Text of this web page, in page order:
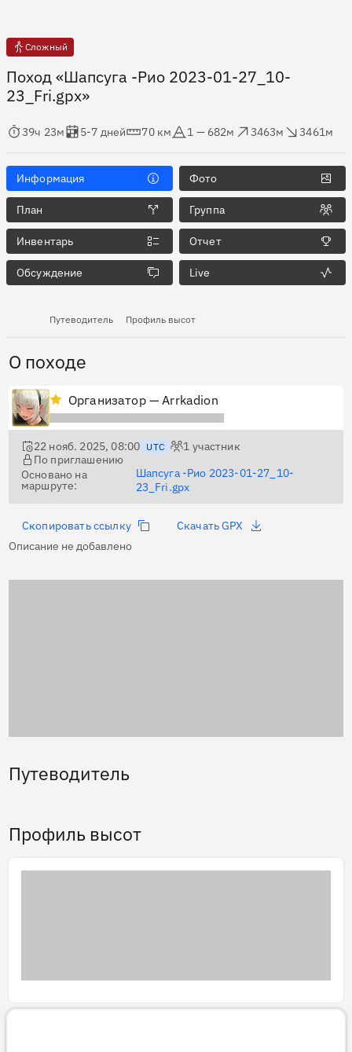
Сложный
Поход «Шапсуга -Рио 2023-01-27_10-
23_Fri.gpx»
в пути
39ч 23м
Оценка в днях
5-7 дней
70 км
1 — 682м
3463м
3461м
Информация Фото
План Группа
Инвентарь Отчет
Обсуждение Live
Путеводитель Профиль высот
О походе
Организатор — Arrkadion
22 нояб. 2025, 08:00 UTC 1 участник
По приглашению
Основано на
маршруте:
Шапсуга -Рио 2023-01-27_10-
23_Fri.gpx
Скопировать ссылку
Скачать GPX
Описание не добавлено
Путеводитель
Профиль высот